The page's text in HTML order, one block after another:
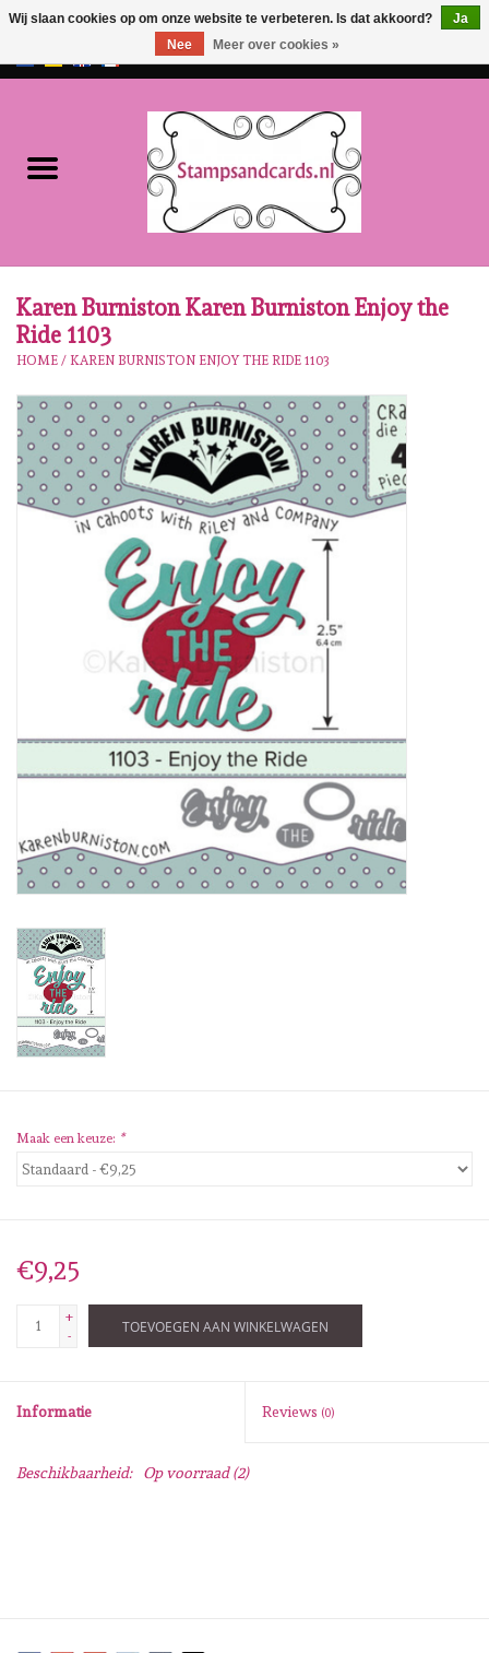
EUR/GBP
NIEUW!!
Workshops
Onze Merken
Stempelaccesoires
Papier (blokjes) &
Embellishment/bedeltjes
Mixed Media
Diversen
Embossingpoeders
Lint
schudmateriaal
Lesia Zgharda
Karen Burniston Karen Burniston Enjoy the
Ride 1103
HOME / KAREN BURNISTON ENJOY THE RIDE 1103
Maak een keuze: *
€9,25
+
-
TOEVOEGEN AAN WINKELWAGEN
Informatie Reviews (0)
Beschikbaarheid: Op voorraad(2)
Wij slaan cookies op om onze website te verbeteren. Is dat akkoord?
Ja
Nee
Meer over cookies »